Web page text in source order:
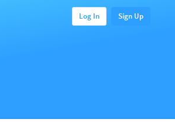
Log In Sign Up